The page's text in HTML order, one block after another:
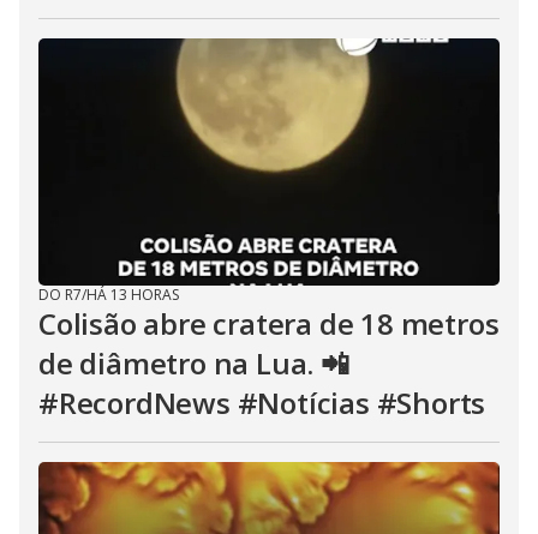
DO R7/HÁ 13 HORAS
Colisão abre cratera de 18 metros
de diâmetro na Lua. 📲
#RecordNews #Notícias #Shorts